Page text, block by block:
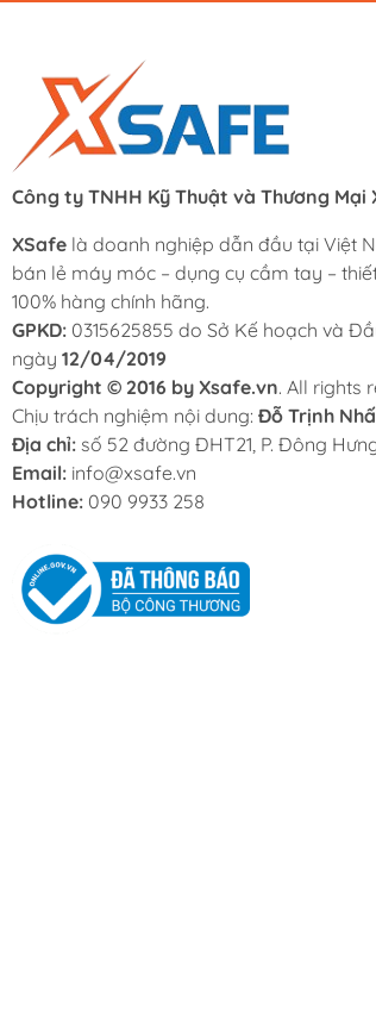
Công ty TNHH Kỹ Thuật và Thương Mại
XSafe là doanh nghiệp dẫn đầu tại Việt
bán lẻ máy móc – dụng cụ cầm tay –
100% hàng chính hãng.
GPKD: 0315625855 do Sở Kế hoạch và
ngày 12/04/2019
Copyright © 2016 by Xsafe.vn. All rights
Chịu trách nghiệm nội dung: Đỗ Trịnh
Địa chỉ: số 52 đường ĐHT21, P. Đông
Email: info@xsafe.vn
Hotline: 090 9933 258